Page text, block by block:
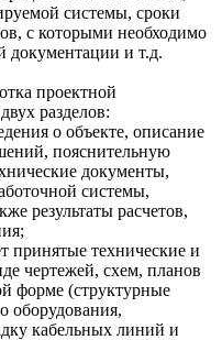
системы, сроки
с которыми необходимо
документации и т.д.
проектной
разделов:
о объекте, описание
пояснительную
документы,
системы,
результаты расчетов,
принятые технические и
чертежей, схем, планов
форме (структурные
оборудования,
кабельных линий и